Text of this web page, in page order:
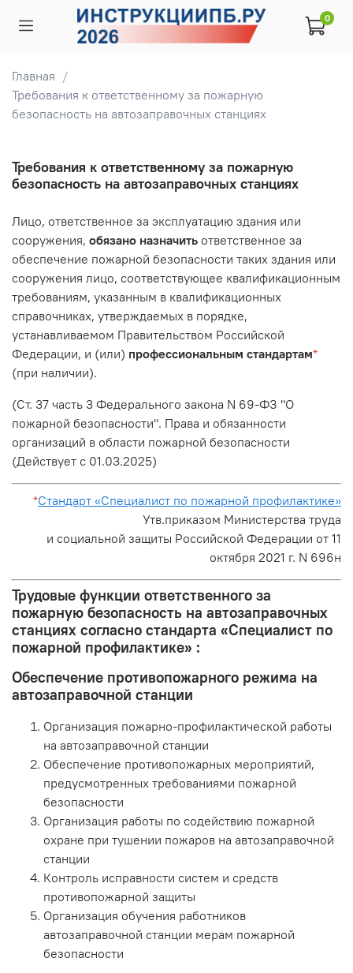
0
Главная
Требования к ответственному за пожарную
безопасность на автозаправочных станциях
Требования к ответственному за пожарную
безопасность на автозаправочных станциях
Лицо, ответственное за эксплуатацию здания или
сооружения, обязано назначить ответственное за
обеспечение пожарной безопасности таких здания или
сооружения лицо, соответствующее квалификационным
требованиям, указанным в квалификационных
справочниках, утверждаемых в порядке,
устанавливаемом Правительством Российской
Федерации, и (или) профессиональным стандартам*
(при наличии).
(Ст. 37 часть 3 Федерального закона N 69-ФЗ "О
пожарной безопасности". Права и обязанности
организаций в области пожарной безопасности
(Действует с 01.03.2025)
*Стандарт «Специалист по пожарной профилактике»
Утв.приказом Министерства труда
и социальной защиты Российской Федерации от 11
октября 2021 г. N 696н
Трудовые функции ответственного за
пожарную безопасность на автозаправочных
станциях согласно стандарта «Специалист по
пожарной профилактике» :
Обеспечение противопожарного режима на
автозаправочной станции
Организация пожарно-профилактической работы
на автозаправочной станции
Обеспечение противопожарных мероприятий,
предусмотренных требованиями пожарной
безопасности
Организация работы по содействию пожарной
охране при тушении пожаров на автозаправочной
станции
Контроль исправности систем и средств
противопожарной защиты
Организация обучения работников
автозаправочной станции мерам пожарной
безопасности